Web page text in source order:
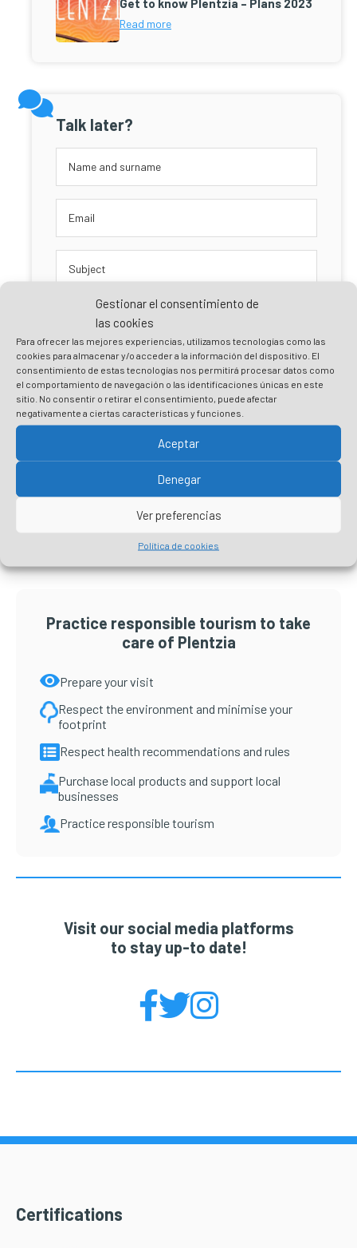
Gestionar el consentimiento de
las cookies
Para ofrecer las mejores experiencias, utilizamos tecnologías como las
cookies para almacenar y/o acceder a la información del dispositivo. El
consentimiento de estas tecnologías nos permitirá procesar datos como
el comportamiento de navegación o las identificaciones únicas en este
sitio. No consentir o retirar el consentimiento, puede afectar
negativamente a ciertas características y funciones.
Aceptar
Denegar
Ver preferencias
Política de cookies
Get to know Plentzia – Plans 2023
Read more
Talk later?
Primary
Sidebar
Practice responsible tourism to take
care of Plentzia
Prepare your visit
Respect the environment and minimise your
footprint
Respect health recommendations and rules
Purchase local products and support local
businesses
Practice responsible tourism
Visit our social media platforms
to stay up-to date!
Certifications